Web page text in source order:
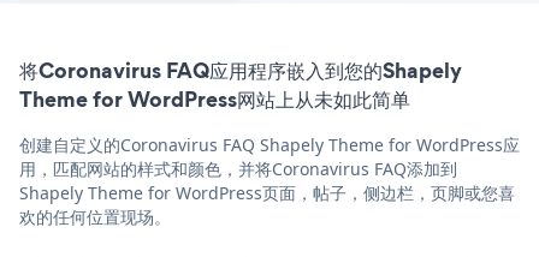
将Coronavirus FAQ应用程序嵌入到您的Shapely
Theme for WordPress网站上从未如此简单
创建自定义的Coronavirus FAQ Shapely Theme for WordPress应
用，匹配网站的样式和颜色，并将Coronavirus FAQ添加到
Shapely Theme for WordPress页面，帖子，侧边栏，页脚或您喜
欢的任何位置现场。